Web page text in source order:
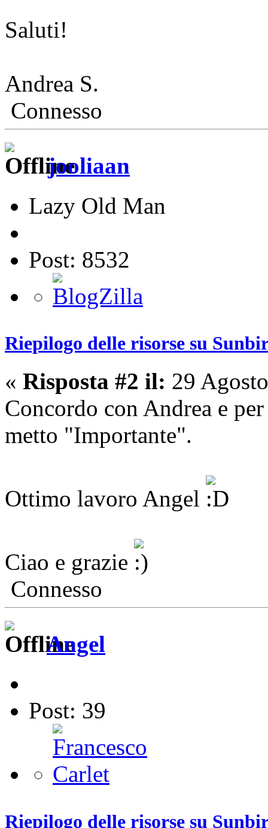
Saluti!
Andrea S.
Connesso
jooliaan
Lazy Old Man
Post: 8532
Riepilogo delle risorse su
« Risposta #2 il: 29
Concordo con Andrea e
metto "Importante".
Ottimo lavoro Angel
Ciao e grazie
Connesso
Angel
Post: 39
Riepilogo delle risorse su